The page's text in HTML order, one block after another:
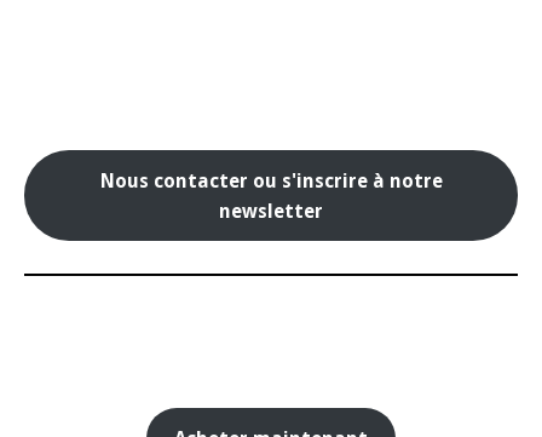
Nous contacter ou s'inscrire à notre
newsletter